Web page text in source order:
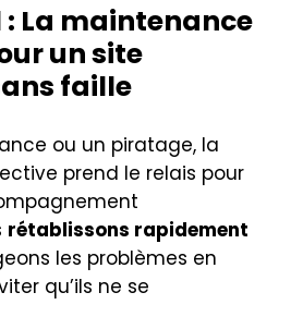
La maintenance
un site
faille
ou un piratage, la
prend le relais pour
rétablissons rapidement
les problèmes en
qu’ils ne se